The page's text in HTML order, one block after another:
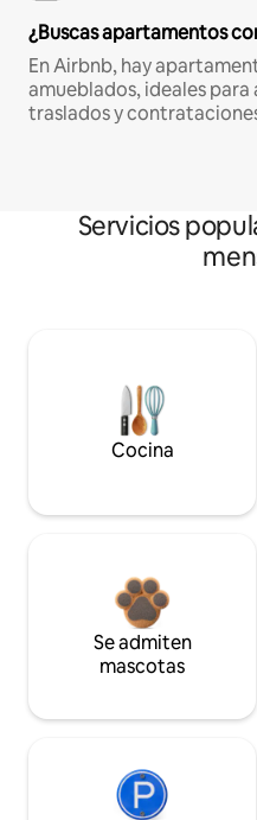
¿Buscas apartamentos
En Airbnb, hay
amueblados, ideales
traslados y
Servicios
Cocina
Se admiten
mascotas